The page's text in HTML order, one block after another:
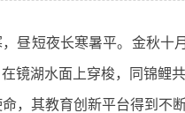
短夜长寒暑平。金秋十月
镜湖水面上穿梭，同锦鲤
，其教育创新平台得到不